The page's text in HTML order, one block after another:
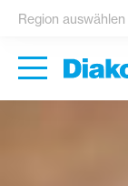
Region auswählen